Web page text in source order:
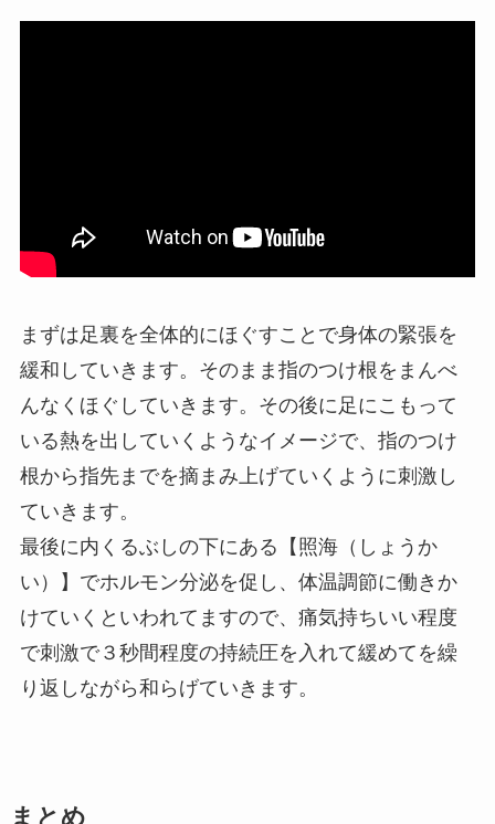
まずは足裏を全体的にほぐすことで身体の緊張を
緩和していきます。そのまま指のつけ根をまんべ
んなくほぐしていきます。その後に足にこもって
いる熱を出していくようなイメージで、指のつけ
根から指先までを摘まみ上げていくように刺激し
ていきます。
最後に内くるぶしの下にある【照海（しょうか
い）】でホルモン分泌を促し、体温調節に働きか
けていくといわれてますので、痛気持ちいい程度
で刺激で３秒間程度の持続圧を入れて緩めてを繰
り返しながら和らげていきます。
まとめ